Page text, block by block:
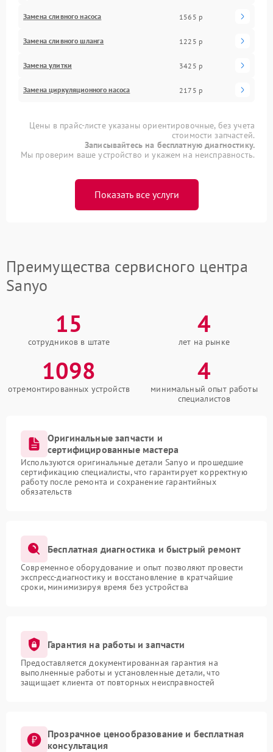
Замена сливного насоса 1565 р
Замена сливного шланга 1225 р
Замена улитки 3425 р
Замена циркуляционного насоса 2175 р
Цены в прайс-листе указаны ориентировочные, без учета
стоимости запчастей.
Записывайтесь на бесплатную диагностику.
Мы проверим ваше устройство и укажем на неисправность.
Показать все услуги
Преимущества сервисного центра
Sanyo
15
сотрудников в штате
4
лет на рынке
1098
отремонтированных устройств
4
минимальный опыт работы
специалистов
Оригинальные запчасти и
сертифицированные мастера
Используются оригинальные детали Sanyo и прошедшие
сертификацию специалисты, что гарантирует корректную
работу после ремонта и сохранение гарантийных
обязательств
Бесплатная диагностика и быстрый ремонт
Современное оборудование и опыт позволяют провести
экспресс-диагностику и восстановление в кратчайшие
сроки, минимизируя время без устройства
Гарантия на работы и запчасти
Предоставляется документированная гарантия на
выполненные работы и установленные детали, что
защищает клиента от повторных неисправностей
Прозрачное ценообразование и бесплатная
консультация